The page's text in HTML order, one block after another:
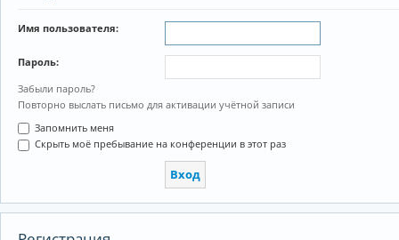
и
Имя пользователя:
Пароль:
Забыли пароль?
Повторно выслать письмо для активации учётной записи
Запомнить меня
Скрыть моё пребывание на конференции в этот раз